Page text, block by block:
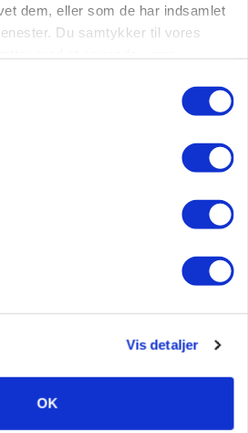
dem, eller som de har indsamlet
Du samtykker til vores
Vis detaljer
OK
ved lyden af skrigende kvier: